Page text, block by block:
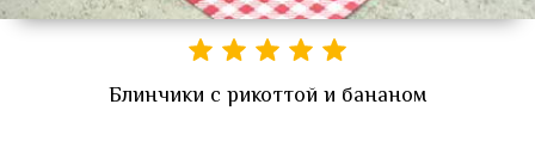
Блинчики с рикоттой и бананом